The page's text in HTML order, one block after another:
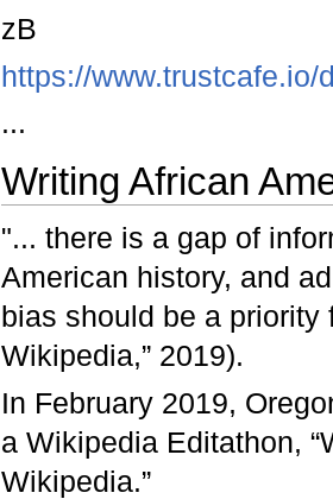
zB
https://
...
Writing African
"... there is a gap of
American history, and
bias should be a priority
Wikipedia,” 2019).
In February 2019,
a Wikipedia Editathon,
Wikipedia.”